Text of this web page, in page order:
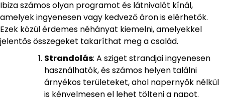
Ibiza számos olyan programot és látnivalót kínál,
amelyek ingyenesen vagy kedvező áron is elérhetők.
Ezek közül érdemes néhányat kiemelni, amelyekkel
jelentős összegeket takaríthat meg a család.
Strandolás: A sziget strandjai ingyenesen
használhatók, és számos helyen találni
árnyékos területeket, ahol napernyők nélkül
is kényelmesen el lehet tölteni a napot.